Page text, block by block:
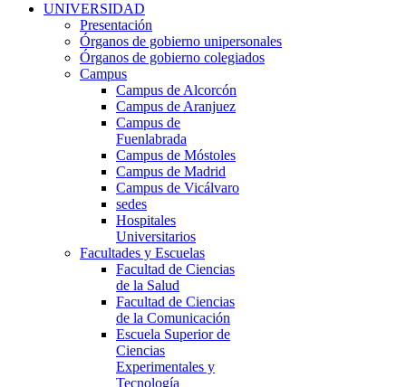
UNIVERSIDAD
Presentación
Órganos de gobierno unipersonales
Órganos de gobierno colegiados
Campus
Campus de Alcorcón
Campus de Aranjuez
Campus de
Fuenlabrada
Campus de Móstoles
Campus de Madrid
Campus de Vicálvaro
sedes
Hospitales
Universitarios
Facultades y Escuelas
Facultad de Ciencias
de la Salud
Facultad de Ciencias
de la Comunicación
Escuela Superior de
Ciencias
Experimentales y
Tecnología